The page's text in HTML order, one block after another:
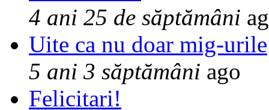
4 ani 25 de săptămâni
Uite ca nu doar mig-urile
5 ani 3 săptămâni ago
Felicitari!